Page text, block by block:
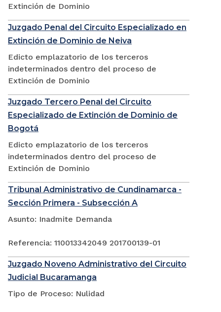
Extinción de Dominio
Juzgado Penal del Circuito Especializado en
Extinción de Dominio de Neiva
Edicto emplazatorio de los terceros
indeterminados dentro del proceso de
Extinción de Dominio
Juzgado Tercero Penal del Circuito
Especializado de Extinción de Dominio de
Bogotá
Edicto emplazatorio de los terceros
indeterminados dentro del proceso de
Extinción de Dominio
Tribunal Administrativo de Cundinamarca -
Sección Primera - Subsección A
Asunto: Inadmite Demanda
Referencia: 110013342049 201700139-01
Juzgado Noveno Administrativo del Circuito
Judicial Bucaramanga
Tipo de Proceso: Nulidad